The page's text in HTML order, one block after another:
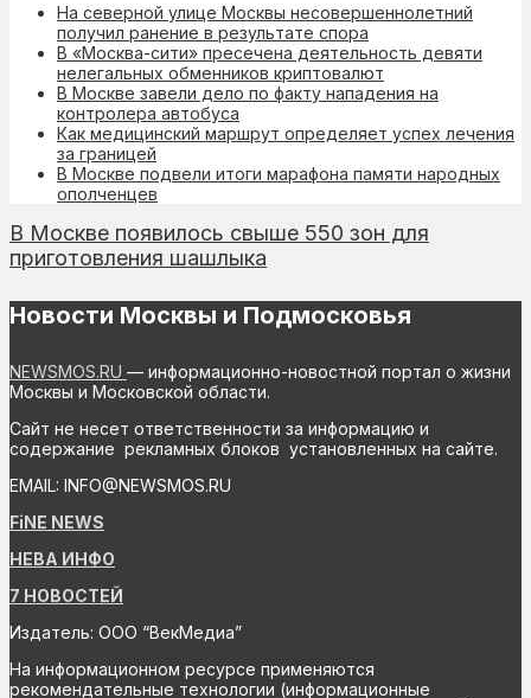
На северной улице Москвы несовершеннолетний
получил ранение в результате спора
В «Москва-сити» пресечена деятельность девяти
нелегальных обменников криптовалют
В Москве завели дело по факту нападения на
контролера автобуса
Как медицинский маршрут определяет успех лечения
за границей
В Москве подвели итоги марафона памяти народных
ополченцев
В Москве появилось свыше 550 зон для
приготовления шашлыка
Новости Москвы и Подмосковья
NEWSMOS.RU — информационно-новостной портал о жизни
Москвы и Московской области.
Сайт не несет ответственности за информацию и
содержание рекламных блоков установленных на сайте.
EMAIL: INFO@NEWSMOS.RU
FiNE NEWS
НЕВА ИНФО
7 НОВОСТЕЙ
Издатель: ООО “ВекМедиа”
На информационном ресурсе применяются
рекомендательные технологии (информационные